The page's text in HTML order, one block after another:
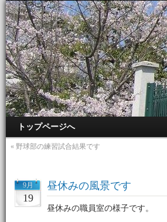
トップページへ
« 野球部の練習試合結果です
9月
19
昼休みの風景です
昼休みの職員室の様子です。